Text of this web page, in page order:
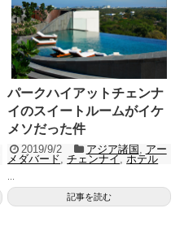
パークハイアットチェンナ
イのスイートルームがイケ
メソだった件
2019/9/2 アジア諸国 , アー
メダバード,チェンナイ ,ホテル
記事を読む